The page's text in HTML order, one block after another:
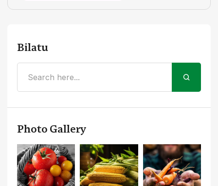
Bilatu
Photo Gallery